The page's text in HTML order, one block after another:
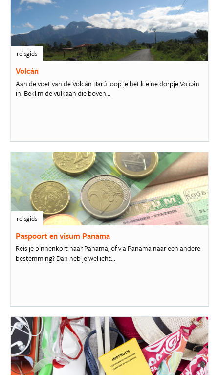
reisgids
Volcán
Aan de voet van de Volcán Barú loop je het kleine dorpje Volcán
in. Beklim de vulkaan die boven...
reisgids
Paspoort en visum Panama
Reis je binnenkort naar Panama, of via Panama naar een andere
bestemming? Dan heb je wellicht...